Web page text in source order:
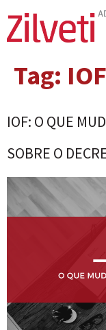
Tag: IOF
IOF: O QUE
SOBRE O